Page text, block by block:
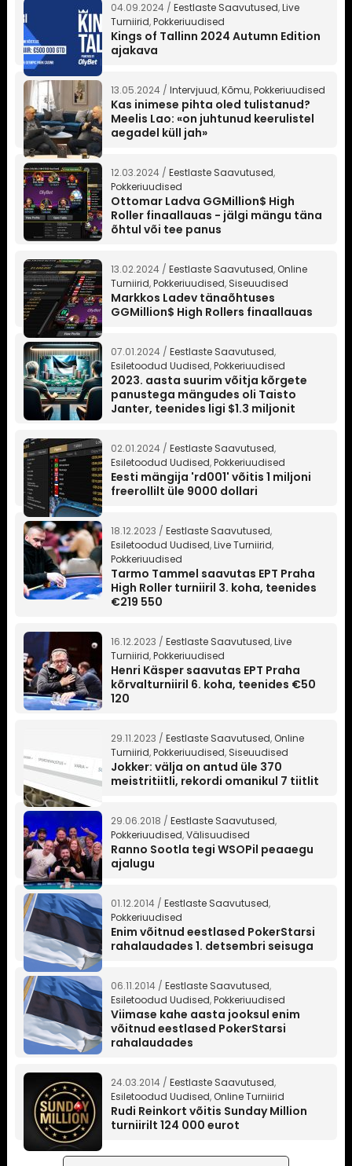
04.09.2024 / Eestlaste Saavutused,Live
Turniirid,Pokkeriuudised
Kings of Tallinn 2024 Autumn Edition
ajakava
13.05.2024 / Intervjuud,Kõmu,Pokkeriuudised
Kas inimese pihta oled tulistanud?
Meelis Lao: «on juhtunud keerulistel
aegadel küll jah»
12.03.2024 / Eestlaste Saavutused,
Pokkeriuudised
Ottomar Ladva GGMillion$ High
Roller finaallauas - jälgi mängu täna
õhtul või tee panus
13.02.2024 / Eestlaste Saavutused, Online
Turniirid,Pokkeriuudised, Siseuudised
Markkos Ladev tänaõhtuses
GGMillion$ High Rollers finaallauas
07.01.2024 / Eestlaste Saavutused,
Esiletoodud Uudised,Pokkeriuudised
2023. aasta suurim võitja kõrgete
panustega mängudes oli Taisto
Janter, teenides ligi $1.3 miljonit
02.01.2024 / Eestlaste Saavutused,
Esiletoodud Uudised,Pokkeriuudised
Eesti mängija 'rd001' võitis 1 miljoni
freerollilt üle 9000 dollari
18.12.2023 / Eestlaste Saavutused,
Esiletoodud Uudised,Live Turniirid,
Pokkeriuudised
Tarmo Tammel saavutas EPT Praha
High Roller turniiril 3. koha, teenides
€219 550
16.12.2023 / Eestlaste Saavutused,Live
Turniirid,Pokkeriuudised
Henri Käsper saavutas EPT Praha
kõrvalturniiril 6. koha, teenides €50
120
29.11.2023 / Eestlaste Saavutused, Online
Turniirid,Pokkeriuudised, Siseuudised
Jokker: välja on antud üle 370
meistritiitli, rekordi omanikul 7 tiitlit
29.06.2018 / Eestlaste Saavutused,
Pokkeriuudised,Välisuudised
Ranno Sootla tegi WSOPil peaaegu
ajalugu
01.12.2014 / Eestlaste Saavutused,
Pokkeriuudised
Enim võitnud eestlased PokerStarsi
rahalaudades 1. detsembri seisuga
06.11.2014 / Eestlaste Saavutused,
Esiletoodud Uudised,Pokkeriuudised
Viimase kahe aasta jooksul enim
võitnud eestlased PokerStarsi
rahalaudades
24.03.2014 / Eestlaste Saavutused,
Esiletoodud Uudised, Online Turniirid
Rudi Reinkort võitis Sunday Million
turniirilt 124 000 eurot